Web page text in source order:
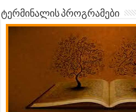
ტერმინალის პროგრამები